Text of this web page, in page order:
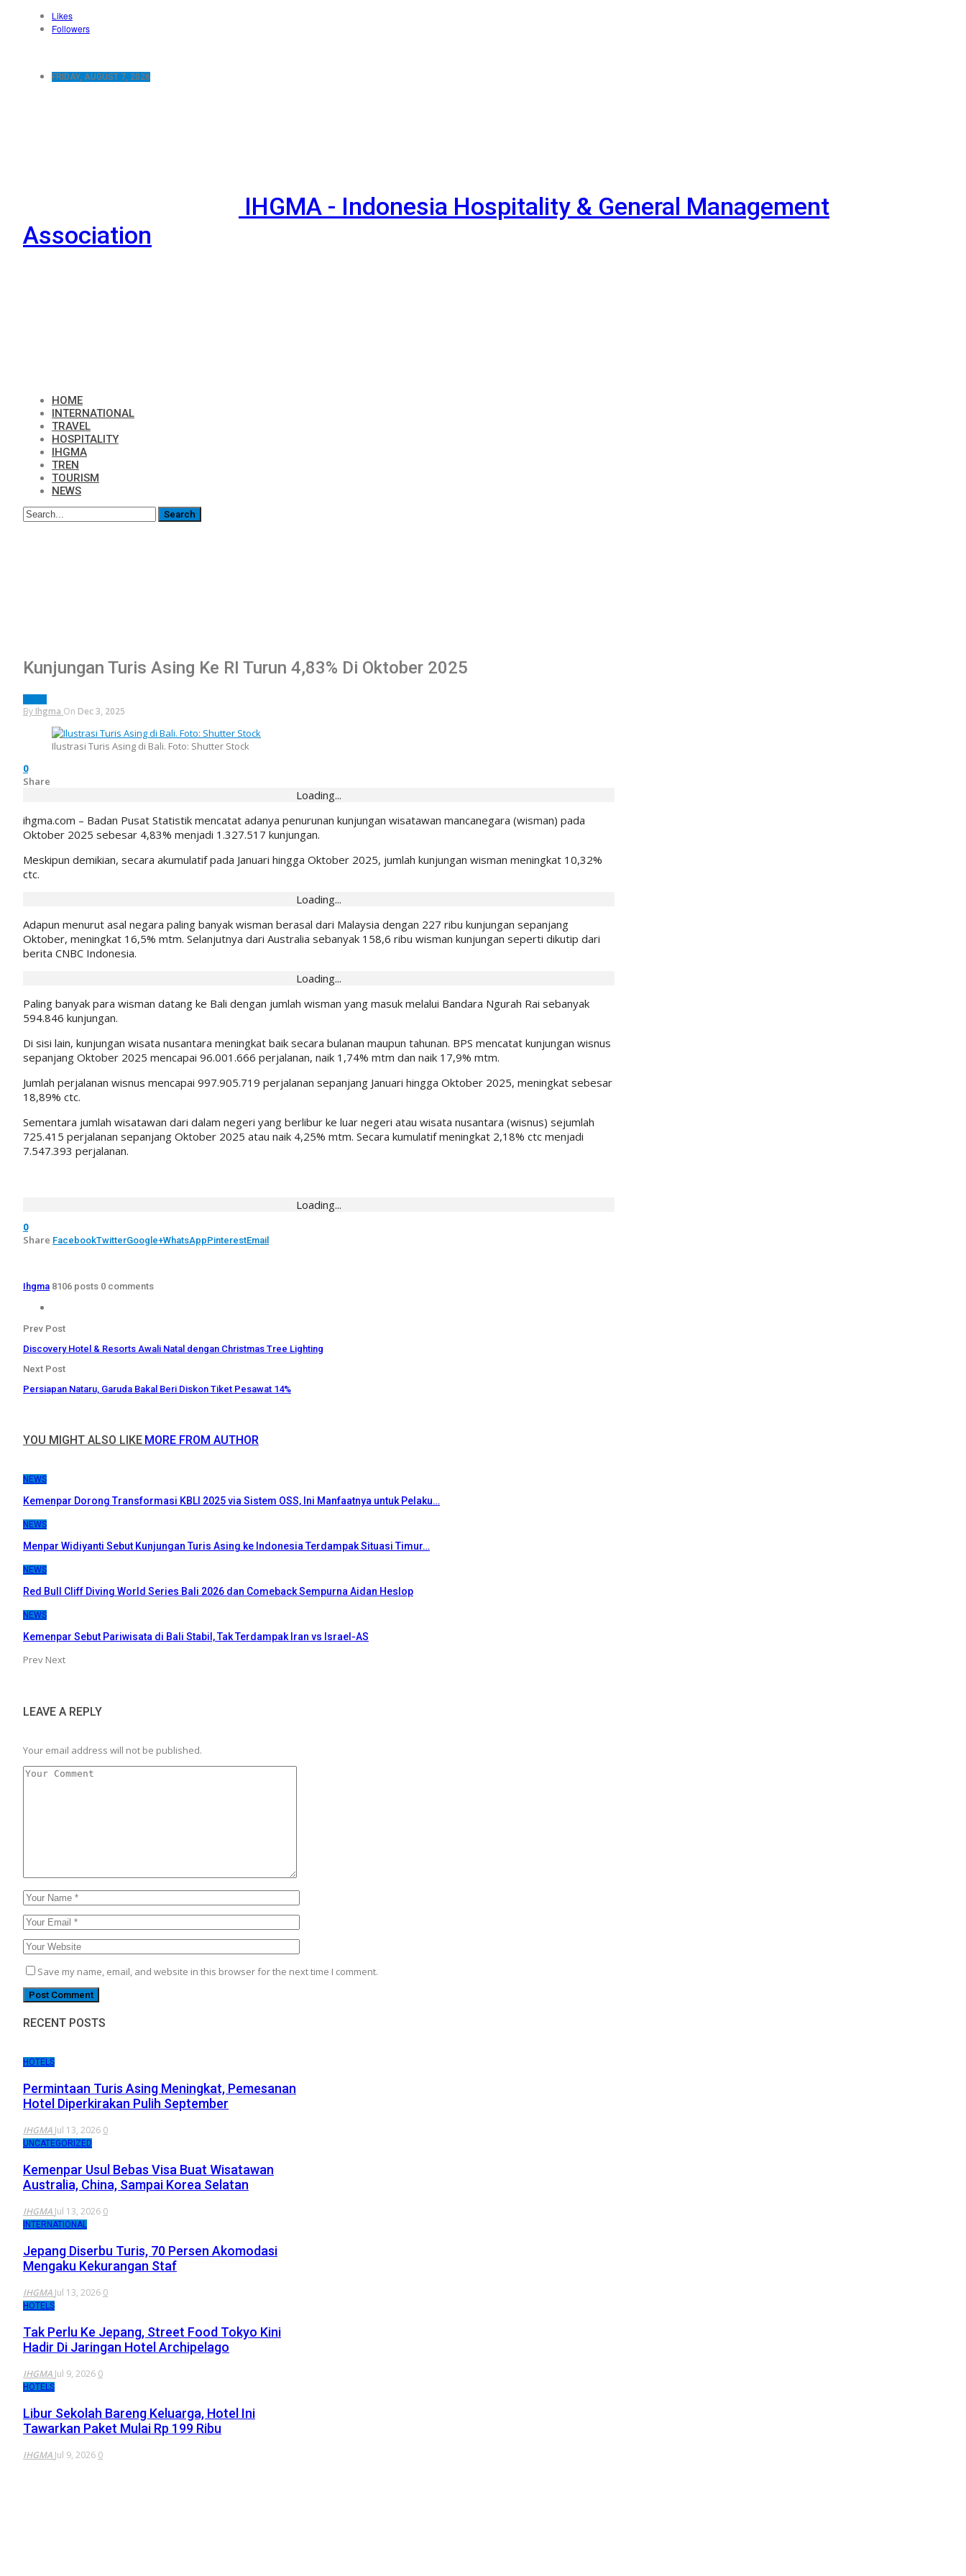
Likes
Followers
FRIDAY, AUGUST 7, 2026
IHGMA - Indonesia Hospitality & General Management
Association
HOME
INTERNATIONAL
TRAVEL
HOSPITALITY
IHGMA
TREN
TOURISM
NEWS
Kunjungan Turis Asing Ke RI Turun 4,83% Di Oktober 2025
By Ihgma On Dec 3, 2025
Ilustrasi Turis Asing di Bali. Foto: Shutter Stock
0
Share
Loading...
ihgma.com – Badan Pusat Statistik mencatat adanya penurunan kunjungan wisatawan mancanegara (wisman) pada
Oktober 2025 sebesar 4,83% menjadi 1.327.517 kunjungan.
Meskipun demikian, secara akumulatif pada Januari hingga Oktober 2025, jumlah kunjungan wisman meningkat 10,32%
ctc.
Loading...
Adapun menurut asal negara paling banyak wisman berasal dari Malaysia dengan 227 ribu kunjungan sepanjang
Oktober, meningkat 16,5% mtm. Selanjutnya dari Australia sebanyak 158,6 ribu wisman kunjungan seperti dikutip dari
berita CNBC Indonesia.
Loading...
Paling banyak para wisman datang ke Bali dengan jumlah wisman yang masuk melalui Bandara Ngurah Rai sebanyak
594.846 kunjungan.
Di sisi lain, kunjungan wisata nusantara meningkat baik secara bulanan maupun tahunan. BPS mencatat kunjungan wisnus
sepanjang Oktober 2025 mencapai 96.001.666 perjalanan, naik 1,74% mtm dan naik 17,9% mtm.
Jumlah perjalanan wisnus mencapai 997.905.719 perjalanan sepanjang Januari hingga Oktober 2025, meningkat sebesar
18,89% ctc.
Sementara jumlah wisatawan dari dalam negeri yang berlibur ke luar negeri atau wisata nusantara (wisnus) sejumlah
725.415 perjalanan sepanjang Oktober 2025 atau naik 4,25% mtm. Secara kumulatif meningkat 2,18% ctc menjadi
7.547.393 perjalanan.
Loading...
0
Share FacebookTwitterGoogle+WhatsAppPinterestEmail
Ihgma 8106 posts 0 comments
Prev Post
Discovery Hotel & Resorts Awali Natal dengan Christmas Tree Lighting
Next Post
Persiapan Nataru, Garuda Bakal Beri Diskon Tiket Pesawat 14%
YOU MIGHT ALSO LIKE MORE FROM AUTHOR
NEWS
Kemenpar Dorong Transformasi KBLI 2025 via Sistem OSS, Ini Manfaatnya untuk Pelaku…
NEWS
Menpar Widiyanti Sebut Kunjungan Turis Asing ke Indonesia Terdampak Situasi Timur…
NEWS
Red Bull Cliff Diving World Series Bali 2026 dan Comeback Sempurna Aidan Heslop
NEWS
Kemenpar Sebut Pariwisata di Bali Stabil, Tak Terdampak Iran vs Israel-AS
Prev Next
LEAVE A REPLY
Your email address will not be published.
Save my name, email, and website in this browser for the next time I comment.
RECENT POSTS
HOTELS
Permintaan Turis Asing Meningkat, Pemesanan
Hotel Diperkirakan Pulih September
IHGMA Jul 13, 2026 0
UNCATEGORIZED
Kemenpar Usul Bebas Visa Buat Wisatawan
Australia, China, Sampai Korea Selatan
IHGMA Jul 13, 2026 0
INTERNATIONAL
Jepang Diserbu Turis, 70 Persen Akomodasi
Mengaku Kekurangan Staf
IHGMA Jul 13, 2026 0
HOTELS
Tak Perlu Ke Jepang, Street Food Tokyo Kini
Hadir Di Jaringan Hotel Archipelago
IHGMA Jul 9, 2026 0
HOTELS
Libur Sekolah Bareng Keluarga, Hotel Ini
Tawarkan Paket Mulai Rp 199 Ribu
IHGMA Jul 9, 2026 0